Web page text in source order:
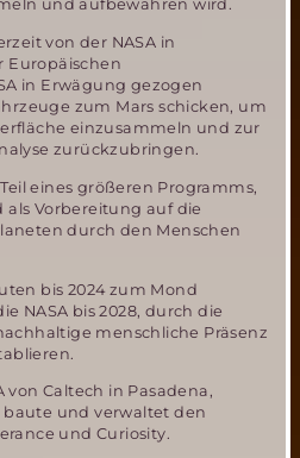
und aufbewahren wird.
von der NASA in
Europäischen
in Erwägung gezogen
zum Mars schicken, um
einzusammeln und zur
zurückzubringen.
eines größeren Programms,
als Vorbereitung auf die
durch den Menschen
bis 2024 zum Mond
NASA bis 2028, durch die
menschliche Präsenz
von Caltech in Pasadena,
und verwaltet den
und Curiosity.